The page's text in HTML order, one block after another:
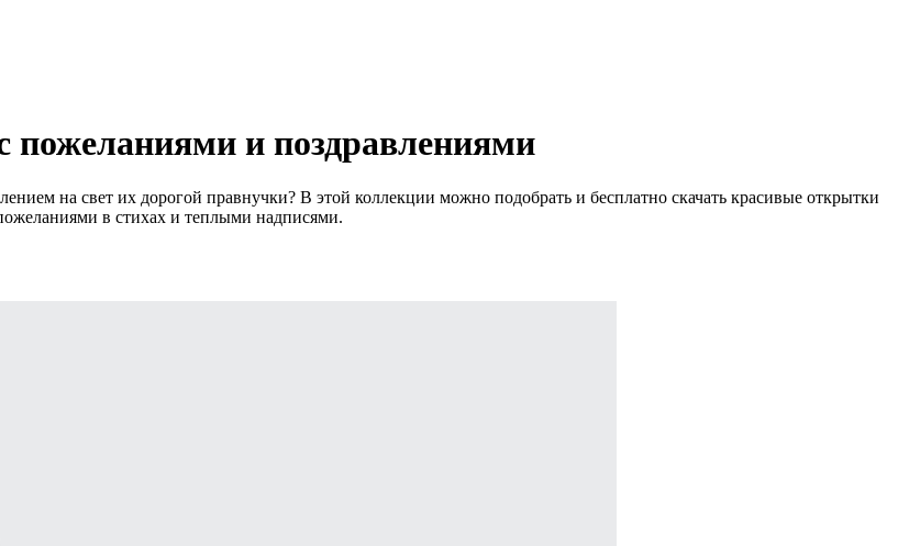
и поздравлениями
на свет их дорогой правнучки? В этой коллекции можно подобрать и бесплатно скачать красивые открытки
в стихах и теплыми надписями.